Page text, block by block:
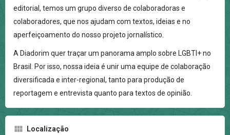
editorial, temos um grupo diverso de colaboradoras e
colaboradores, que nos ajudam com textos, ideias e no
aperfeiçoamento do nosso projeto jornalístico.
A Diadorim quer traçar um panorama amplo sobre LGBTI+ no
Brasil. Por isso, nossa ideia é unir uma equipe de colaboração
diversificada e inter-regional, tanto para produção de
reportagem e entrevista quanto para textos de opinião.
Localização